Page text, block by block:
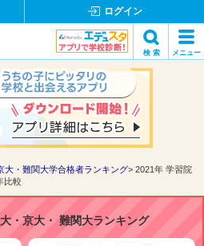
ログイン
検 索 メニュー
検索
大・難関大学合格者ランキング
2021年 学習院
比較
・京大・ 難関大ランキング